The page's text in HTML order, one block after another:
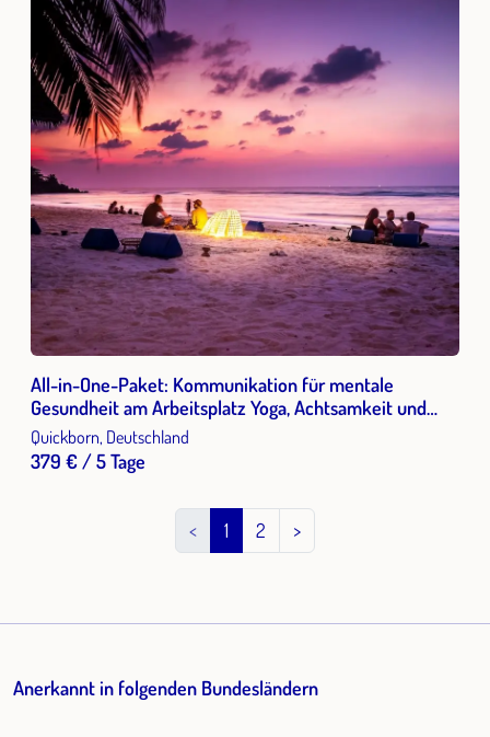
All-in-One-Paket: Kommunikation für mentale
Gesundheit am Arbeitsplatz Yoga, Achtsamkeit und
Resilienzelementen...als Antwort auf die
Herausforderungen von New Work und Leistungsdruck
in einer beschleunigten Gesellschaft
Quickborn, Deutschland
379 € / 5 Tage
< 1 2 >
Anerkannt in folgenden Bundesländern